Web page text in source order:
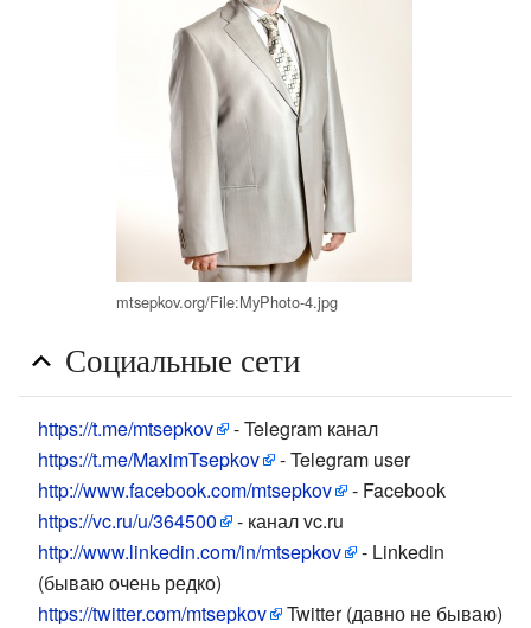
mtsepkov.org/File:MyPhoto-4.jpg
Социальные сети
https://t.me/mtsepkov
- Telegram канал
https://t.me/MaximTsepkov
- Telegram user
http://www.facebook.com/mtsepkov
- Facebook
https://vc.ru/u/364500
- канал vc.ru
http://www.linkedin.com/in/mtsepkov
- Linkedin
(бываю очень редко)
https://twitter.com/mtsepkov
Twitter (давно не бываю)